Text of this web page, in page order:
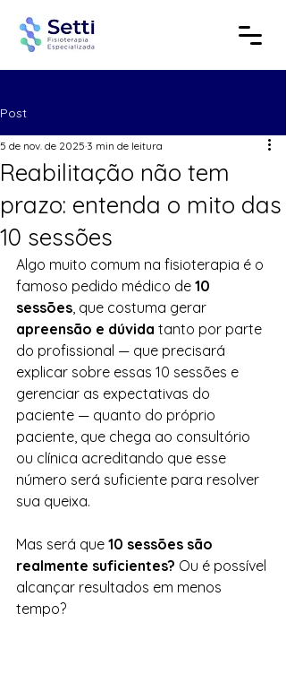
Post
Reabilitação não tem
prazo: entenda o mito das
10 sessões
5 de nov. de 2025 3 min de leitura
Algo muito comum na fisioterapia é o
famoso pedido médico de 10
sessões, que costuma gerar
apreensão e dúvida tanto por parte
do profissional — que precisará
explicar sobre essas 10 sessões e
gerenciar as expectativas do
paciente — quanto do próprio
paciente, que chega ao consultório
ou clínica acreditando que esse
número será suficiente para resolver
sua queixa.
Mas será que 10 sessões são
realmente suficientes? Ou é possível
alcançar resultados em menos
tempo?